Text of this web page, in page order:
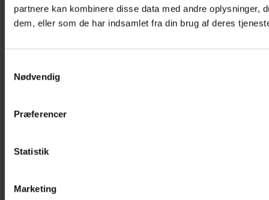
partnere kan kombinere disse data med andre oplysninger,
dem, eller som de har indsamlet fra din brug af deres
Nødvendig
Præferencer
Statistik
Marketing